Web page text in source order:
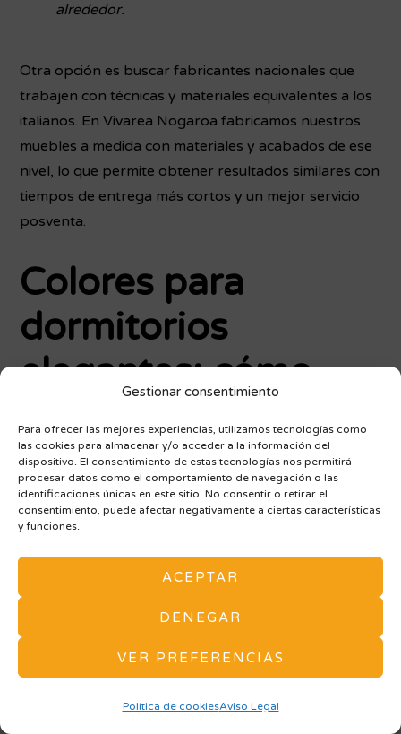
Gestionar consentimiento
Para ofrecer las mejores experiencias, utilizamos tecnologías como
las cookies para almacenar y/o acceder a la información del
dispositivo. El consentimiento de estas tecnologías nos permitirá
procesar datos como el comportamiento de navegación o las
identificaciones únicas en este sitio. No consentir o retirar el
consentimiento, puede afectar negativamente a ciertas características
y funciones.
ACEPTAR
DENEGAR
VER PREFERENCIAS
Política de cookiesAviso Legal
alrededor.
Otra opción es buscar fabricantes nacionales que
trabajen con técnicas y materiales equivalentes a los
italianos. En Vivarea Nogaroa fabricamos nuestros
muebles a medida con materiales y acabados de ese
nivel, lo que permite obtener resultados similares con
tiempos de entrega más cortos y un mejor servicio
posventa.
Colores para
dormitorios
elegantes: cómo
acertar sin dudar
La elección del color es probablemente la decisión
que más bloquea a quienes quieren crear un
dormitorio elegante moderno
Lo primero que hay que entender es que en los
dormitorios actualesde diseño no existe un solo
color perfecto: existe una combinación perfecta para
cada contexto. Eso dicho, sí hay algunos principios